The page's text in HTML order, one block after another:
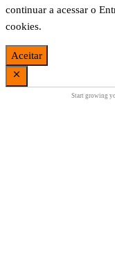
continuar a acessar o
cookies.
Aceitar
Start growing